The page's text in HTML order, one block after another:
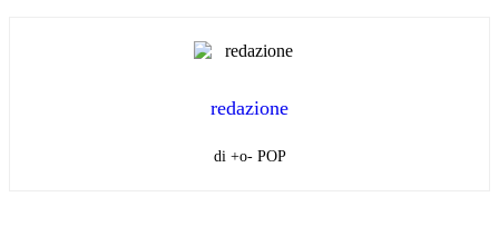
redazione
di +o- POP